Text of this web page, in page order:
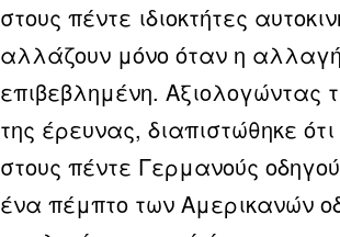
στους πέντε ιδιοκτήτες
αλλάζουν μόνο όταν η αλλαγή
επιβεβλημένη. Αξιολογώντας
της έρευνας, διαπιστώθηκε
στους πέντε Γερμανούς
ένα πέμπτο των Αμερικανών